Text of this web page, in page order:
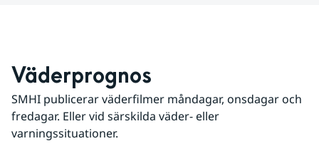
Väderprognos
SMHI publicerar väderfilmer måndagar, onsdagar och
fredagar. Eller vid särskilda väder- eller
varningssituationer.